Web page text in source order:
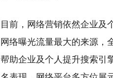
目前，网络营销依然企业及
网络曝光流量最大的来源，
帮助企业及个人提升搜索引